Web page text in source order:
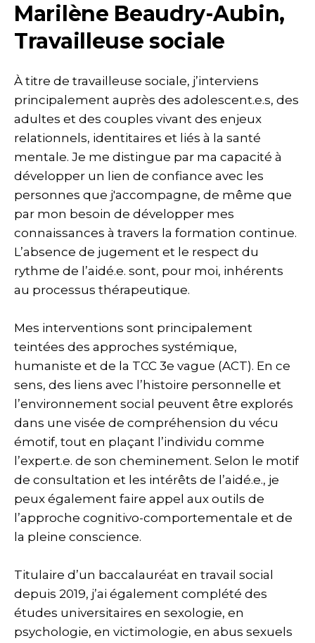
Marilène Beaudry-Aubin,
Travailleuse sociale
À titre de travailleuse sociale, j’interviens
principalement auprès des adolescent.e.s, des
adultes et des couples vivant des enjeux
relationnels, identitaires et liés à la santé
mentale. Je me distingue par ma capacité à
développer un lien de confiance avec les
personnes que j'accompagne, de même que
par mon besoin de développer mes
connaissances à travers la formation continue.
L’absence de jugement et le respect du
rythme de l’aidé.e. sont, pour moi, inhérents
au processus thérapeutique.
Mes interventions sont principalement
teintées des approches systémique,
humaniste et de la TCC 3e vague (ACT). En ce
sens, des liens avec l’histoire personnelle et
l’environnement social peuvent être explorés
dans une visée de compréhension du vécu
émotif, tout en plaçant l’individu comme
l’expert.e. de son cheminement. Selon le motif
de consultation et les intérêts de l’aidé.e., je
peux également faire appel aux outils de
l’approche cognitivo-comportementale et de
la pleine conscience.
Titulaire d’un baccalauréat en travail social
depuis 2019, j’ai également complété des
études universitaires en sexologie, en
psychologie, en victimologie, en abus sexuels